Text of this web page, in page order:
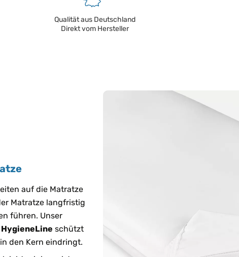
Qualität aus Deutschland
Direkt vom Hersteller
auf die Matratze
Matratze langfristig
führen. Unser
HygieneLine schützt
den Kern eindringt.